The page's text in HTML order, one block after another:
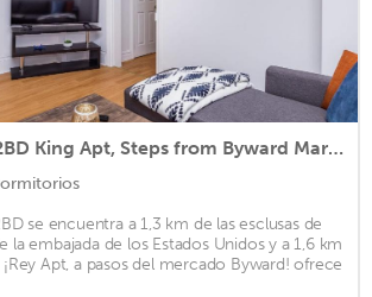
Cozy & Warm 2BD King Apt, Steps from Byward Market!
se encuentra a 1,3 km de las esclusas de
la embajada de los Estados Unidos y a 1,6 km
Apt, a pasos del mercado Byward! ofrece